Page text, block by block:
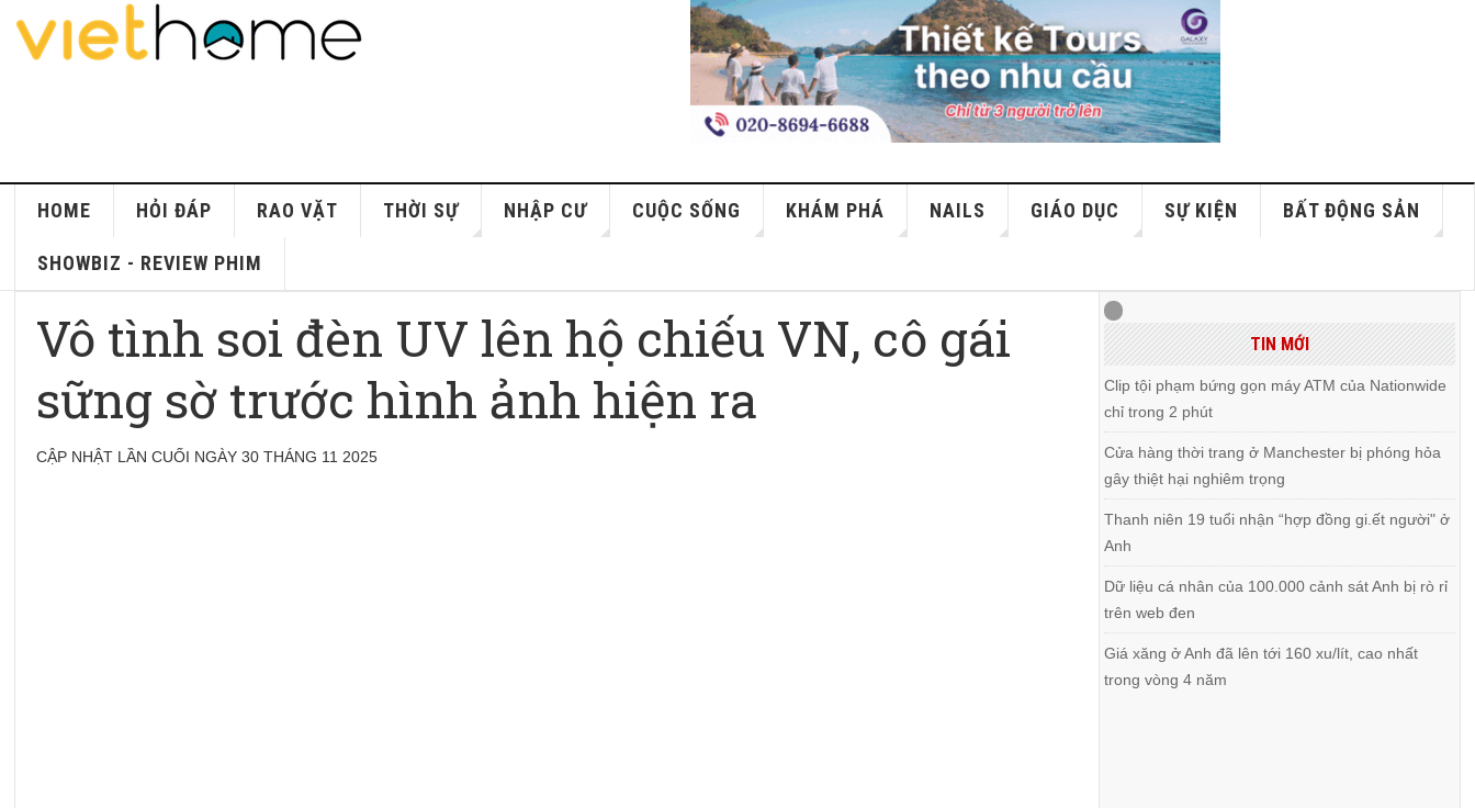
HOME HỎI ĐÁP RAO VẶT THỜI SỰ NHẬP CƯ CUỘC SỐNG KHÁM PHÁ NAILS GIÁO DỤC SỰ KIỆN BẤT ĐỘNG SẢN
SHOWBIZ - REVIEW PHIM
Vô tình soi đèn UV lên hộ chiếu VN, cô gái
sững sờ trước hình ảnh hiện ra
CẬP NHẬT LẦN CUỐI NGÀY 30 THÁNG 11 2025
TIN MỚI
Clip tội phạm bứng gọn máy ATM của Nationwide
chỉ trong 2 phút
Cửa hàng thời trang ở Manchester bị phóng hỏa
gây thiệt hại nghiêm trọng
Thanh niên 19 tuổi nhận “hợp đồng gi.ết người" ở
Anh
Dữ liệu cá nhân của 100.000 cảnh sát Anh bị rò rỉ
trên web đen
Giá xăng ở Anh đã lên tới 160 xu/lít, cao nhất
trong vòng 4 năm